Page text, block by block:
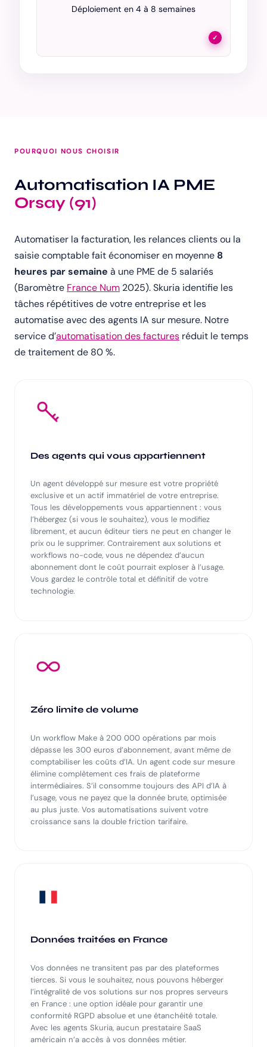
Déploiement en 4 à 8 semaines
✓
POURQUOI NOUS CHOISIR
Automatisation IA PME
Orsay (91)
Automatiser la facturation, les relances clients ou la
saisie comptable fait économiser en moyenne 8
heures par semaine à une PME de 5 salariés
(Baromètre France Num 2025). Skuria identifie les
tâches répétitives de votre entreprise et les
automatise avec des agents IA sur mesure. Notre
service d’automatisation des factures réduit le temps
de traitement de 80 %.
Des agents qui vous appartiennent
Un agent développé sur mesure est votre propriété
exclusive et un actif immatériel de votre entreprise.
Tous les développements vous appartiennent : vous
l’hébergez (si vous le souhaitez), vous le modifiez
librement, et aucun éditeur tiers ne peut en changer le
prix ou le supprimer. Contrairement aux solutions et
workflows no-code, vous ne dépendez d’aucun
abonnement dont le coût pourrait exploser à l’usage.
Vous gardez le contrôle total et définitif de votre
technologie.
Zéro limite de volume
Un workflow Make à 200 000 opérations par mois
dépasse les 300 euros d’abonnement, avant même de
comptabiliser les coûts d’IA. Un agent code sur mesure
élimine complètement ces frais de plateforme
intermédiaires. S’il consomme toujours des API d’IA à
l’usage, vous ne payez que la donnée brute, optimisée
au plus juste. Vos automatisations suivent votre
croissance sans la double friction tarifaire.
Données traitées en France
Vos données ne transitent pas par des plateformes
tierces. Si vous le souhaitez, nous pouvons héberger
l’intégralité de vos solutions sur nos propres serveurs
en France : une option idéale pour garantir une
conformité RGPD absolue et une étanchéité totale.
Avec les agents Skuria, aucun prestataire SaaS
américain n’a accès à vos données métier.